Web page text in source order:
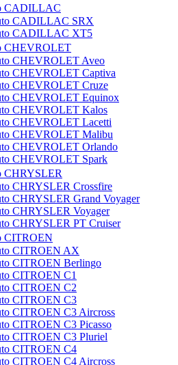
CADILLAC
CADILLAC SRX
CADILLAC XT5
CHEVROLET
CHEVROLET Aveo
CHEVROLET Captiva
CHEVROLET Cruze
CHEVROLET Equinox
CHEVROLET Kalos
CHEVROLET Lacetti
CHEVROLET Malibu
CHEVROLET Orlando
CHEVROLET Spark
CHRYSLER
CHRYSLER Crossfire
CHRYSLER Grand Voyager
CHRYSLER Voyager
CHRYSLER PT Cruiser
CITROEN
CITROEN AX
CITROEN Berlingo
CITROEN C1
CITROEN C2
CITROEN C3
CITROEN C3 Aircross
CITROEN C3 Picasso
CITROEN C3 Pluriel
CITROEN C4
CITROEN C4 Aircross